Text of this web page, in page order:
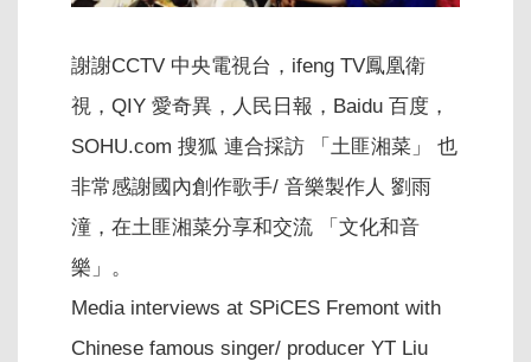
謝謝CCTV 中央電視台，ifeng TV鳳凰衛
視，QIY 愛奇異，人民日報，Baidu 百度，
SOHU.com 搜狐 連合採訪 「土匪湘菜」 也
非常感謝國內創作歌手/ 音樂製作人 劉雨
潼，在土匪湘菜分享和交流 「文化和音
樂」。
Media interviews at SPiCES Fremont with
Chinese famous singer/ producer YT Liu